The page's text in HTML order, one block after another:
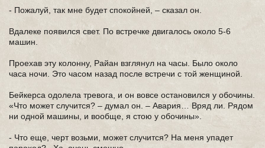
- Пожалуй, так мне будет спокойней, – сказал он.
Вдалеке появился свет. По встречке двигалось около 5-6
машин.
Проехав эту колонну, Райан взглянул на часы. Было около
часа ночи. Это часом назад после встречи с той женщиной.
Бейкерса одолела тревога, и он вовсе остановился у обочины.
«Что может случится? – думал он. – Авария… Вряд ли. Рядом
ни одной машины, и вообще, я стою у обочины».
- Что еще, черт возьми, может случится? На меня упадет